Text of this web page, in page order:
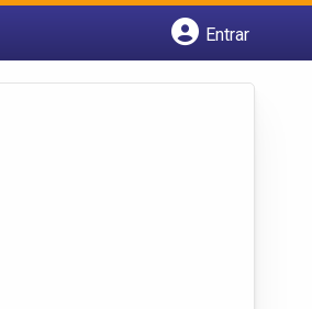
Entrar